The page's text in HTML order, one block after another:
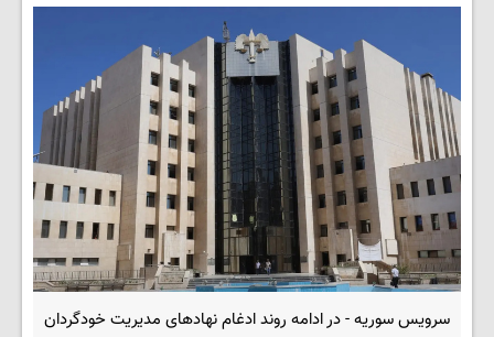
سرویس سوریه - در ادامه روند ادغام نهادهای مدیریت خودگردان